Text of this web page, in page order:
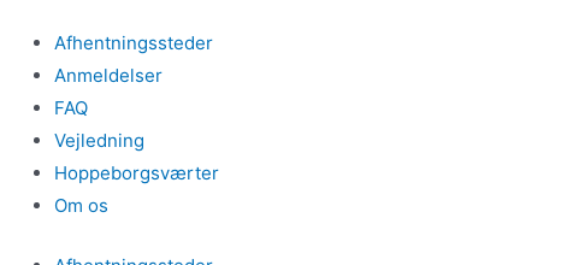
Afhentningssteder
Anmeldelser
FAQ
Vejledning
Hoppeborgsværter
Om os